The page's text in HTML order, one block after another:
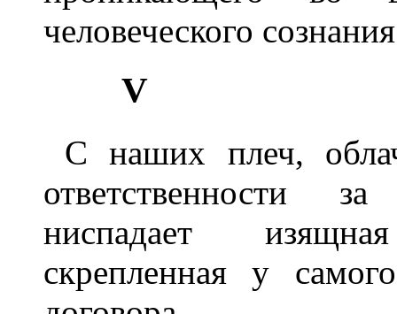
человеческого
V
С наших плеч,
ответственности
ниспадает
скрепленная у